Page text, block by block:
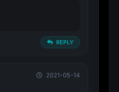
REPLY
2021-05-14